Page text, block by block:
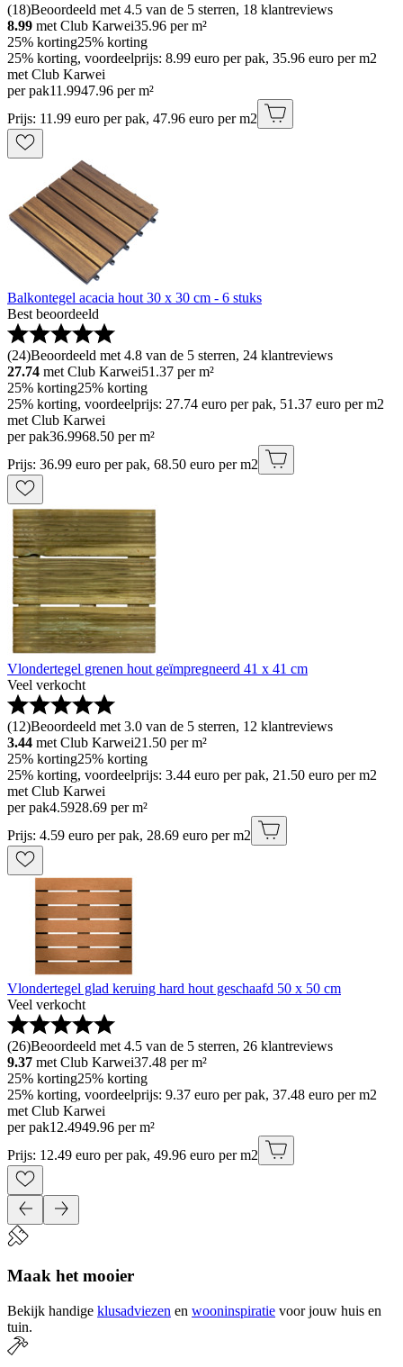
(18)Beoordeeld met 4.5 van de 5 sterren, 18 klantreviews
8.99 met Club Karwei35.96 per m²
25% korting25% korting
25% korting, voordeelprijs: 8.99 euro per pak, 35.96 euro per m2
met Club Karwei
per pak11 .9947.96 per m²
Prijs: 11.99 euro per pak, 47.96 euro per m2
Balkontegel acacia hout 30 x 30 cm - 6 stuks
Best beoordeeld
(24)Beoordeeld met 4.8 van de 5 sterren, 24 klantreviews
27.74 met Club Karwei51.37 per m²
25% korting25% korting
25% korting, voordeelprijs: 27.74 euro per pak, 51.37 euro per m2
met Club Karwei
per pak36.9968.50 per m²
Prijs: 36.99 euro per pak, 68.50 euro per m2
Vlondertegel grenen hout geïmpregneerd 41 x 41 cm
Veel verkocht
(12)Beoordeeld met 3.0 van de 5 sterren, 12 klantreviews
3.44 met Club Karwei21.50 per m²
25% korting25% korting
25% korting, voordeelprijs: 3.44 euro per pak, 21.50 euro per m2
met Club Karwei
per pak4.5928.69 per m²
Prijs: 4.59 euro per pak, 28.69 euro per m2
Vlondertegel glad keruing hard hout geschaafd 50 x 50 cm
Veel verkocht
(26)Beoordeeld met 4.5 van de 5 sterren, 26 klantreviews
9.37 met Club Karwei37.48 per m²
25% korting25% korting
25% korting, voordeelprijs: 9.37 euro per pak, 37.48 euro per m2
met Club Karwei
per pak12.4949.96 per m²
Prijs: 12.49 euro per pak, 49.96 euro per m2
Maak het mooier
Bekijk handige klusadviezen en wooninspiratie voor jouw huis en
tuin.